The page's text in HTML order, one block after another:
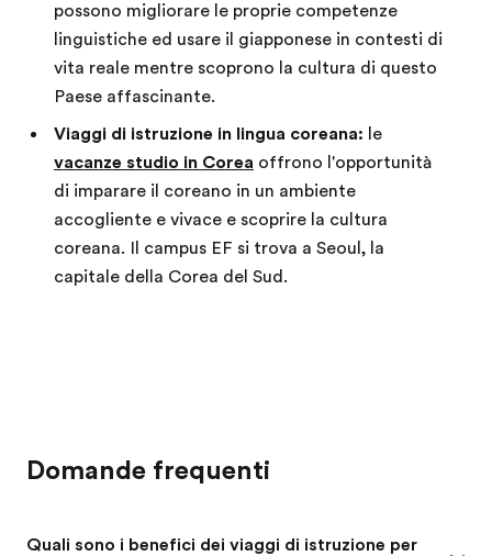
possono migliorare le proprie competenze
linguistiche ed usare il giapponese in contesti di
vita reale mentre scoprono la cultura di questo
Paese affascinante.
Viaggi di istruzione in lingua coreana: le
vacanze studio in Corea offrono l'opportunità
di imparare il coreano in un ambiente
accogliente e vivace e scoprire la cultura
coreana. Il campus EF si trova a Seoul, la
capitale della Corea del Sud.
Domande frequenti
Quali sono i benefici dei viaggi di istruzione per